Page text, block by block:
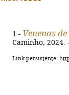
1 - Venenos
Caminho, 2024.
Link persistente: